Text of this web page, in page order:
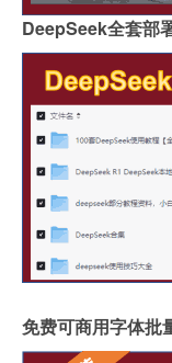
DeepSeek全套部
免费可商用字体批